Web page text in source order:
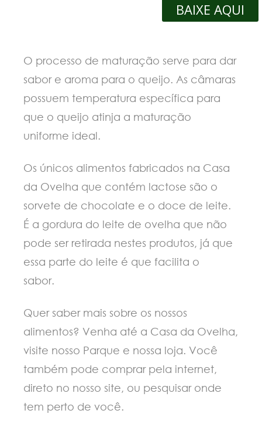
BAIXE AQUI
O processo de maturação serve para dar
sabor e aroma para o queijo. As câmaras
possuem temperatura específica para
que o queijo atinja a maturação
uniforme ideal.
Os únicos alimentos fabricados na Casa
da Ovelha que contém lactose são o
sorvete de chocolate e o doce de leite.
É a gordura do leite de ovelha que não
pode ser retirada nestes produtos, já que
essa parte do leite é que facilita o
sabor.
Quer saber mais sobre os nossos
alimentos? Venha até a Casa da Ovelha,
visite nosso Parque e nossa loja. Você
também pode comprar pela internet,
direto no nosso site, ou pesquisar onde
tem perto de você.